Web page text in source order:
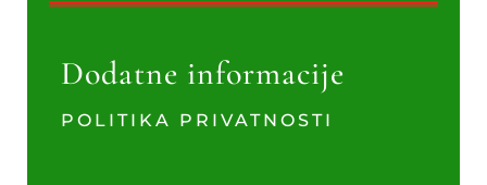
Dodatne informacije
POLITIKA PRIVATNOSTI